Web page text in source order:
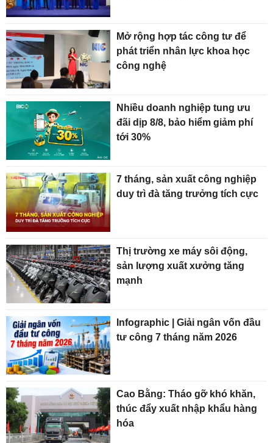
Mở rộng hợp tác công tư để
phát triển nhân lực khoa học
công nghệ
Nhiều doanh nghiệp tung ưu
đãi dịp 8/8, bảo hiểm giảm phí
tới 30%
7 tháng, sản xuất công nghiệp
duy trì đà tăng trưởng tích cực
Thị trường xe máy sôi động,
sản lượng xuất xưởng tăng
mạnh
Infographic | Giải ngân vốn đầu
tư công 7 tháng năm 2026
Cao Bằng: Tháo gỡ khó khăn,
thúc đẩy xuất nhập khẩu hàng
hóa